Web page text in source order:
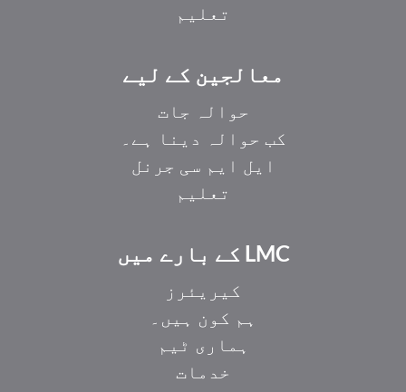
تعلیم
معالجین کے لیے
حوالہ جات
کب حوالہ دینا ہے۔
ایل ایم سی جرنل
تعلیم
LMC کے بارے میں
کیریئرز
ہم کون ہیں۔
ہماری ٹیم
خدمات